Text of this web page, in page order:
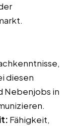
diesen
Nebenjobs in
Fähigkeit,